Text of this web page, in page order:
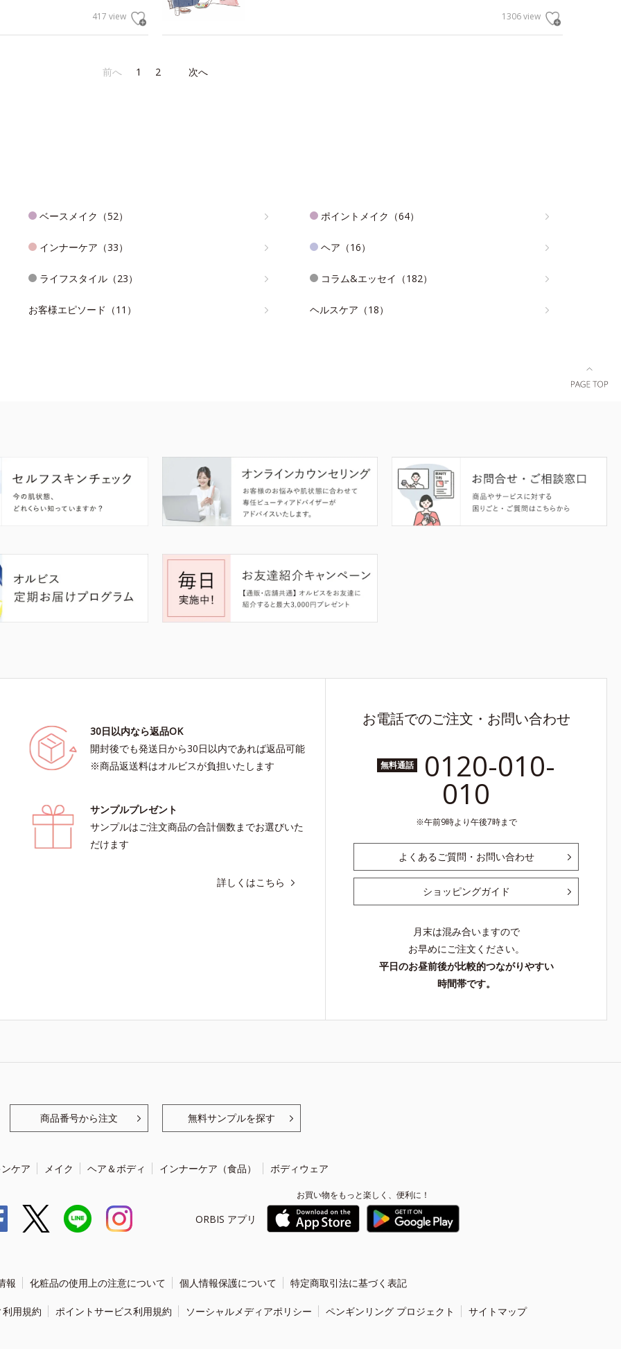
417 view 1306 view
前へ 1 2 次へ
ベースメイク（52） ポイントメイク（64）
インナーケア（33） ヘア（16）
ライフスタイル（23） コラム&エッセイ（182）
お客様エピソード（11） ヘルスケア（18）
30日以内なら返品OK
開封後でも発送日から30日以内であれば返品可能
※商品返送料はオルビスが負担いたします
サンプルプレゼント
サンプルはご注文商品の合計個数までお選びいた
だけます
詳しくはこちら
お電話でのご注文・お問い合わせ
無料通話 0120-010-
010
午前9時より午後7時まで
よくあるご質問・お問い合わせ
ショッピングガイド
月末は混み合いますので
お早めにご注文ください。
平日のお昼前後が比較的つながりやすい
時間帯です。
商品番号から注文 無料サンプルを探す
ケア メイク ヘア＆ボディ インナーケア（食品） ボディウェア
ORBIS アプリ
お買い物をもっと楽しく、便利に！
報 化粧品の使用上の注意について 個人情報保護について 特定商取引法に基づく表記
用規約 ポイントサービス利用規約 ソーシャルメディアポリシー ペンギンリング プロジェクト サイトマップ